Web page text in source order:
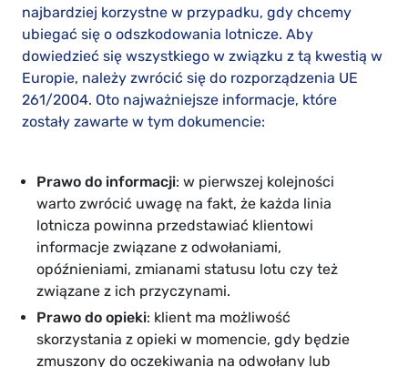
najbardziej korzystne w przypadku, gdy chcemy
ubiegać się o odszkodowania lotnicze. Aby
dowiedzieć się wszystkiego w związku z tą kwestią w
Europie, należy zwrócić się do rozporządzenia UE
261/2004. Oto najważniejsze informacje, które
zostały zawarte w tym dokumencie:
Prawo do informacji: w pierwszej kolejności
warto zwrócić uwagę na fakt, że każda linia
lotnicza powinna przedstawiać klientowi
informacje związane z odwołaniami,
opóźnieniami, zmianami statusu lotu czy też
związane z ich przyczynami.
Prawo do opieki: klient ma możliwość
skorzystania z opieki w momencie, gdy będzie
zmuszony do oczekiwania na odwołany lub